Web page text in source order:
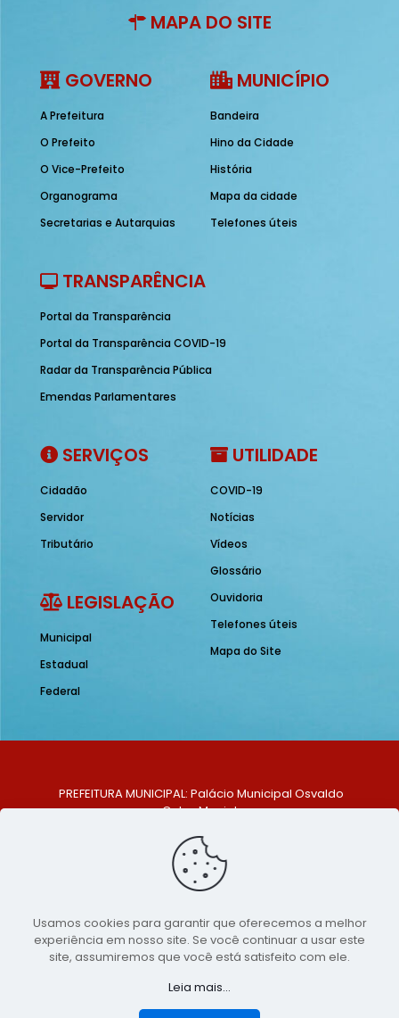
MAPA DO SITE
GOVERNO
A Prefeitura
O Prefeito
O Vice-Prefeito
Organograma
Secretarias e Autarquias
MUNICÍPIO
Bandeira
Hino da Cidade
História
Mapa da cidade
Telefones úteis
TRANSPARÊNCIA
Portal da Transparência
Portal da Transparência COVID-19
Radar da Transparência Pública
Emendas Parlamentares
SERVIÇOS
Cidadão
Servidor
Tributário
LEGISLAÇÃO
Municipal
Estadual
Federal
UTILIDADE
COVID-19
Notícias
Vídeos
Glossário
Ouvidoria
Telefones úteis
Mapa do Site
PREFEITURA MUNICIPAL: Palácio Municipal Osvaldo
Celso Maciel
Centro, São Bento do Una - PE. CEP: 553370-128
TELEFONE: (81) 99548-1569
E-MAIL: ouvidoria@saobentodouna.pe.gov.br
Copyright 2021-2026 - Assessoria de Comunicação da
Prefeitura de São Bento do Una - PE
Página desenvolvida pela agência de
publicidadeLumusWeb - Agência Digital
Usamos cookies para garantir que oferecemos a melhor
experiência em nosso site. Se você continuar a usar este
site, assumiremos que você está satisfeito com ele.
Leia mais...